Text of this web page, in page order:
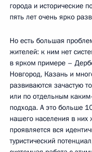
города и исторические
пять лет очень ярко
Но есть большая
жителей: к ним нет
в ярком примере –
Новгород, Казань и
развиваются зачастую
или по отдельным
подхода. А это больше
нашего населения в них
проявляется вся
туристический